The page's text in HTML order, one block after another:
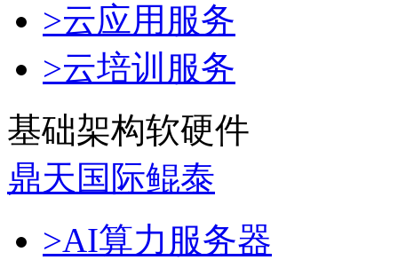
>云应用服务
>云培训服务
基础架构软硬件
鼎天国际鲲泰
>AI算力服务器